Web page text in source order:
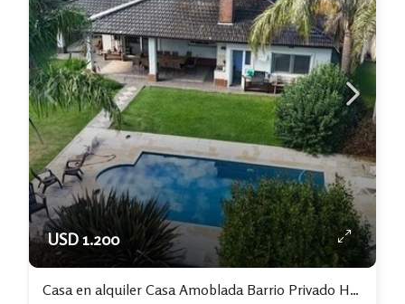
USD 1.200
Casa en alquiler Casa Amoblada Barrio Privado Haras Del Sur I